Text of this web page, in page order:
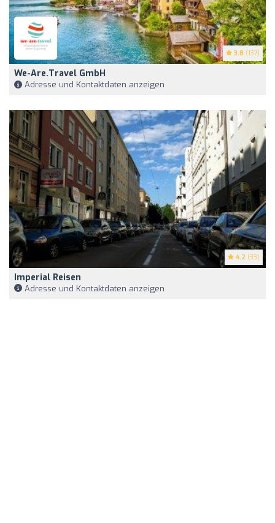
3.8 (137)
We-Are.travel GmbH
Adresse und Kontaktdaten anzeigen
4.2 (33)
Imperial Reisen
Adresse und Kontaktdaten anzeigen